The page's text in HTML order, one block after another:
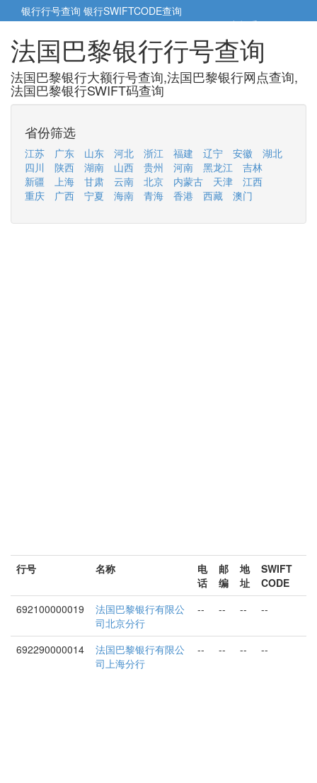
银行行号查询 银行SWIFTCODE查询
5cm小帮手5cm.cn
法国巴黎银行行号查询
法国巴黎银行大额行号查询,法国巴黎银行网点查询,
法国巴黎银行SWIFT码查询
省份筛选
江苏 广东 山东 河北 浙江 福建 辽宁 安徽
湖北
四川
陕西 湖南 山西 贵州 河南 黑龙江
吉林
新疆
上海 甘肃 云南 北京 内蒙古 天津
江西
重庆
广西 宁夏 海南 青海 香港 西藏 澳门
行号 名称
电
话
邮
编
地
址
SWIFT
CODE
692100000019
法国巴黎银行有限公
司北京分行
-- -- -- --
692290000014
法国巴黎银行有限公
司上海分行
-- -- -- --